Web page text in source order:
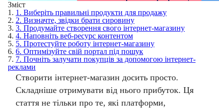
Зміст
1. 1. Виберіть правильні продукти для продажу
2. 2. Визначте, звідки брати сировину
3. 3. Продумайте створення свого інтернет-магазину
4. 4. Наповніть веб-ресурс контентом
5. 5. Протестуйте роботу інтернет-магазину
6. 6. Оптимізуйте свій портал під пошук
7. 7. Почніть залучати покупців за допомогою інтернет-
реклами
Створити інтернет-магазин досить просто.
Складніше отримувати від нього прибуток. Ця
стаття не тільки про те, які платформи,